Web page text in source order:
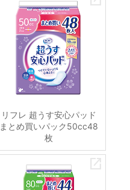
リフレ 超うす安心パッド
まとめ買いパック50cc48
枚